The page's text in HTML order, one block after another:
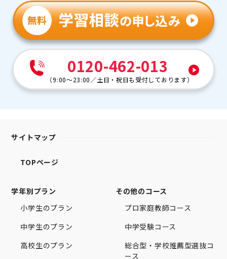
0120-462-013
（9:00～23:00 ／土日・祝日も受付しております）
サイトマップ
TOPページ
学年別プラン
小学生のプラン
中学生のプラン
高校生のプラン
その他のコース
プロ家庭教師コース
中学受験コース
総合型・学校推薦型選抜コ
ース